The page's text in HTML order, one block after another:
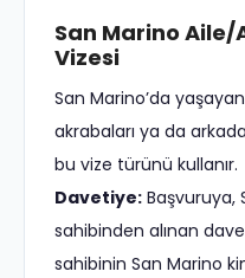
San Marino
Vizesi
San Marino’da
akrabaları ya da
bu vize türünü kullanır.
Davetiye: Başvuruya,
sahibinden alınan
sahibinin San Marino